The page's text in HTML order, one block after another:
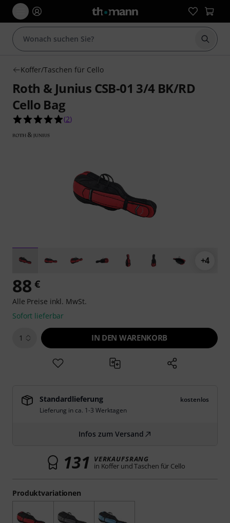
Suche
Koffer/Taschen für Cello
Roth & Junius CSB-01 3/4 BK/RD
Cello Bag
5.0 von 5 Sternen aus 2 Kundenbewertungen
(2)
+4
Produktvariationen
88 €
Alle Preise inkl. MwSt.
Sofort lieferbar
1 IN DEN WARENKORB
Standardlieferung
kostenlos
Lieferung in ca. 1-3 Werktagen
Infos zum Versand
131 VERKAUFSRANG
in Koffer und Taschen für Cello